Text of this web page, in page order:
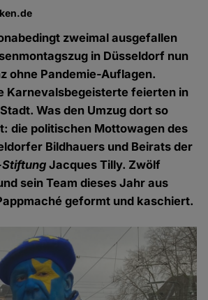
zweimal ausgefallen
in Düsseldorf nun
ohne Pandemie-Auflagen.
Karnevalsbegeisterte feierten in
Was den Umzug dort so
die politischen Mottowagen des
Bildhauers und Beirats der
Jacques Tilly. Zwölf
sein Team dieses Jahr aus
geformt und kaschiert.